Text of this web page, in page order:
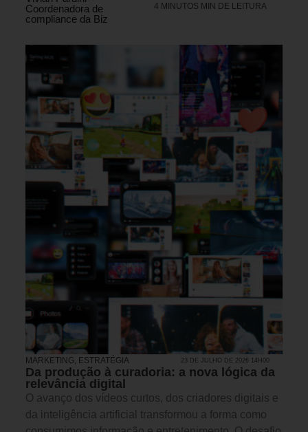
Coordenadora de
compliance da Biz
4 MINUTOS MIN DE LEITURA
MARKETING ESTRATÉGIA 23 DE JULHO DE 2026 14H00
Da produção à curadoria: a nova lógica da
relevância digital
O avanço dos vídeos curtos, dos criadores digitais e
da inteligência artificial transformou a forma como